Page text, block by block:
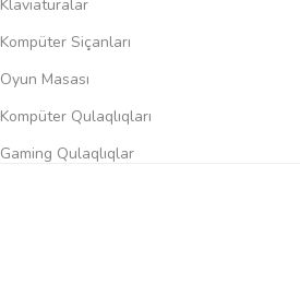
Klaviaturalar
Kompüter Siçanları
Oyun Masası
Kompüter Qulaqlıqları
Gaming Qulaqlıqlar